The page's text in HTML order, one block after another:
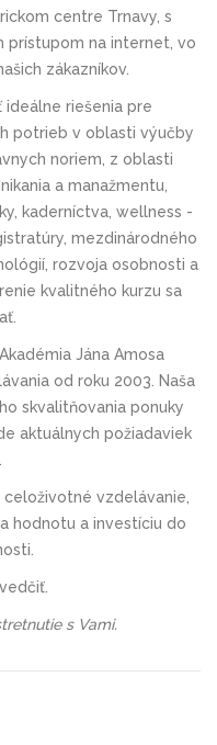
centre Trnavy, s
prístupom na internet, vo
zákazníkov.
ideálne riešenia pre
potrieb v oblasti výučby
noriem, z oblasti
a manažmentu,
kaderníctva, wellness -
mezdinárodného
rozvoja osobnosti a
kvalitného kurzu sa
Jána Amosa
od roku 2003. Naša
skvalitňovania ponuky
aktuálnych požiadaviek
vzdelávanie,
hodnotu a investíciu do
s Vami.